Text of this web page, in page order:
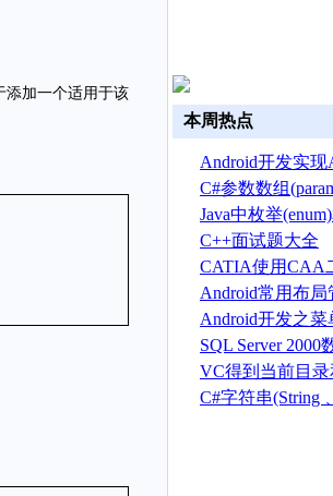
添加一个适用于该
本周热点
Android开发实
换
C#参数数组
Java中枚举
C++面试题大全
CATIA使用CAA
建草图
Android常用布
Android开发之菜
菜单(Option
SQL Server 2000
建、删除、备份
VC得到当前目
序目录的方法
C#字符串(String